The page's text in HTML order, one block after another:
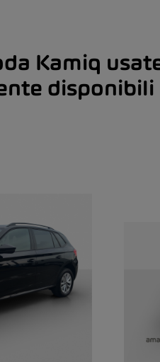
Kamiq
disponibili